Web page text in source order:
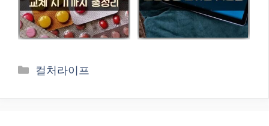
카
컬처라이프